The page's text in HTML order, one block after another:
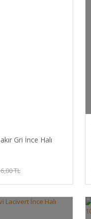
Gri İnce Halı
TL